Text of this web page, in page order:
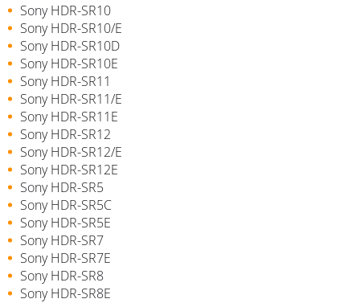
Sony HDR-SR10
Sony HDR-SR10/E
Sony HDR-SR10D
Sony HDR-SR10E
Sony HDR-SR11
Sony HDR-SR11/E
Sony HDR-SR11E
Sony HDR-SR12
Sony HDR-SR12/E
Sony HDR-SR12E
Sony HDR-SR5
Sony HDR-SR5C
Sony HDR-SR5E
Sony HDR-SR7
Sony HDR-SR7E
Sony HDR-SR8
Sony HDR-SR8E